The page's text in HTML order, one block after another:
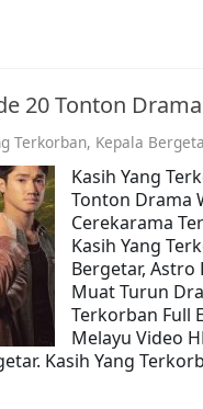
20 Tonton
Terkorban, Kepala
Kasih Yang
Tonton Drama
Cerekarama
Kasih Yang
Bergetar,
Muat Turun
Terkorban Full
Melayu Video
Kasih Yang